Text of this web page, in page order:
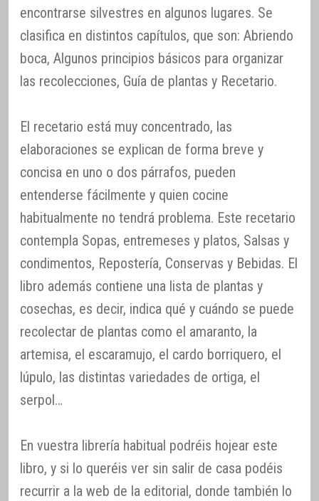
encontrarse silvestres en algunos lugares. Se
clasifica en distintos capítulos, que son: Abriendo
boca, Algunos principios básicos para organizar
las recolecciones, Guía de plantas y Recetario.
El recetario está muy concentrado, las
elaboraciones se explican de forma breve y
concisa en uno o dos párrafos, pueden
entenderse fácilmente y quien cocine
habitualmente no tendrá problema. Este recetario
contempla Sopas, entremeses y platos, Salsas y
condimentos, Repostería, Conservas y Bebidas. El
libro además contiene una lista de plantas y
cosechas, es decir, indica qué y cuándo se puede
recolectar de plantas como el amaranto, la
artemisa, el escaramujo, el cardo borriquero, el
lúpulo, las distintas variedades de ortiga, el
serpol…
En vuestra librería habitual podréis hojear este
libro, y si lo queréis ver sin salir de casa podéis
recurrir a la web de la editorial, donde también lo